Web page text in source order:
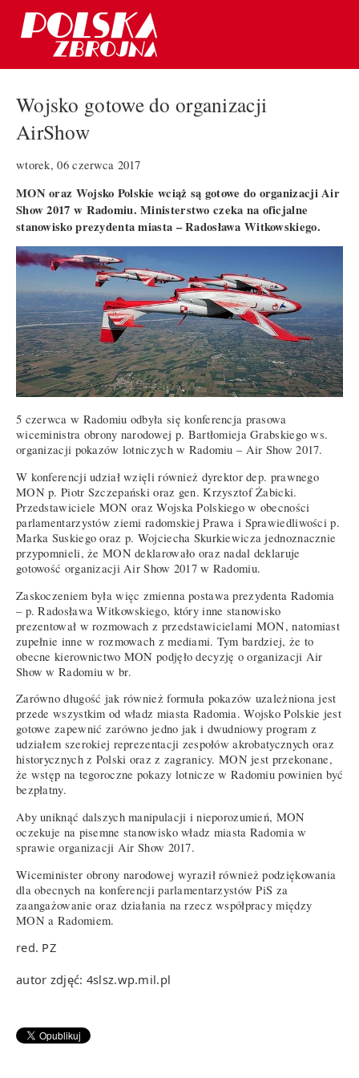
Wojsko gotowe do organizacji
AirShow
wtorek, 06 czerwca 2017
MON oraz Wojsko Polskie wciąż są gotowe do organizacji Air
Show 2017 w Radomiu. Ministerstwo czeka na oficjalne
stanowisko prezydenta miasta – Radosława Witkowskiego.
5 czerwca w Radomiu odbyła się konferencja prasowa
wiceministra obrony narodowej p. Bartłomieja Grabskiego ws.
organizacji pokazów lotniczych w Radomiu – Air Show 2017.
W konferencji udział wzięli również dyrektor dep. prawnego
MON p. Piotr Szczepański oraz gen. Krzysztof Żabicki.
Przedstawiciele MON oraz Wojska Polskiego w obecności
parlamentarzystów ziemi radomskiej Prawa i Sprawiedliwości p.
Marka Suskiego oraz p. Wojciecha Skurkiewicza jednoznacznie
przypomnieli, że MON deklarowało oraz nadal deklaruje
gotowość organizacji Air Show 2017 w Radomiu.
Zaskoczeniem była więc zmienna postawa prezydenta Radomia
– p. Radosława Witkowskiego, który inne stanowisko
prezentował w rozmowach z przedstawicielami MON, natomiast
zupełnie inne w rozmowach z mediami. Tym bardziej, że to
obecne kierownictwo MON podjęło decyzję o organizacji Air
Show w Radomiu w br.
Zarówno długość jak również formuła pokazów uzależniona jest
przede wszystkim od władz miasta Radomia. Wojsko Polskie jest
gotowe zapewnić zarówno jedno jak i dwudniowy program z
udziałem szerokiej reprezentacji zespołów akrobatycznych oraz
historycznych z Polski oraz z zagranicy. MON jest przekonane,
że wstęp na tegoroczne pokazy lotnicze w Radomiu powinien być
bezpłatny.
Aby uniknąć dalszych manipulacji i nieporozumień, MON
oczekuje na pisemne stanowisko władz miasta Radomia w
sprawie organizacji Air Show 2017.
Wiceminister obrony narodowej wyraził również podziękowania
dla obecnych na konferencji parlamentarzystów PiS za
zaangażowanie oraz działania na rzecz współpracy między
MON a Radomiem.
red. PZ
autor zdjęć: 4slsz.wp.mil.pl